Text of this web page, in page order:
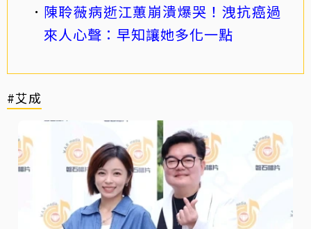
陳聆薇病逝江蕙崩潰爆哭！洩抗癌過
來人心聲：早知讓她多化一點
#艾成